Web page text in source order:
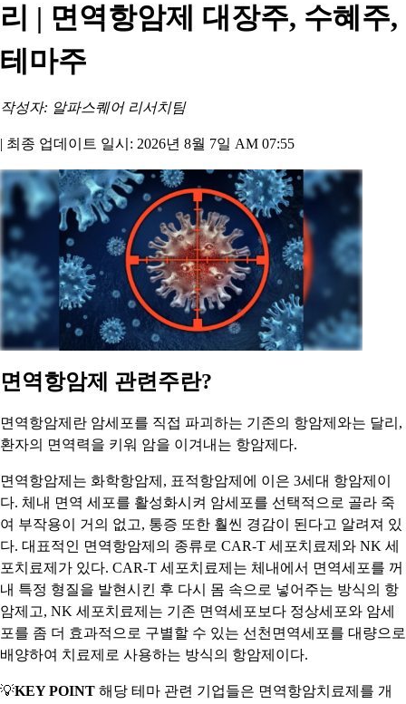
리 | 면역항암제 대장주, 수혜주,
테마주
작성자: 알파스퀘어 리서치팀
| 최종 업데이트 일시: 2026년 8월 7일 AM 07:55
면역항암제 관련주란?
면역항암제란 암세포를 직접 파괴하는 기존의 항암제와는 달리,
환자의 면역력을 키워 암을 이겨내는 항암제다.
면역항암제는 화학항암제, 표적항암제에 이은 3세대 항암제이
다. 체내 면역 세포를 활성화시켜 암세포를 선택적으로 골라 죽
여 부작용이 거의 없고, 통증 또한 훨씬 경감이 된다고 알려져 있
다. 대표적인 면역항암제의 종류로 CAR-T 세포치료제와 NK 세
포치료제가 있다. CAR-T 세포치료제는 체내에서 면역세포를 꺼
내 특정 형질을 발현시킨 후 다시 몸 속으로 넣어주는 방식의 항
암제고, NK 세포치료제는 기존 면역세포보다 정상세포와 암세
포를 좀 더 효과적으로 구별할 수 있는 선천면역세포를 대량으로
배양하여 치료제로 사용하는 방식의 항암제이다.
💡KEY POINT 해당 테마 관련 기업들은 면역항암치료제를 개